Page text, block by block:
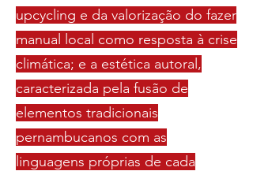
upcycling e da valorização do fazer
manual local como resposta à crise
climática; e a estética autoral,
caracterizada pela fusão de
elementos tradicionais
pernambucanos com as
linguagens próprias de cada